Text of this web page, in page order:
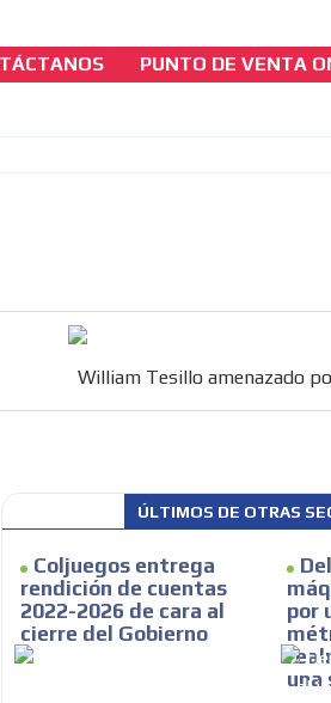
PUNTO DE VENTA
William Tesillo
William Tesillo amenazado
ÚLTIMOS DE OTRAS
Coljuegos entrega
rendición de cuentas
2022-2026 de cara al
cierre del Gobierno
por
una